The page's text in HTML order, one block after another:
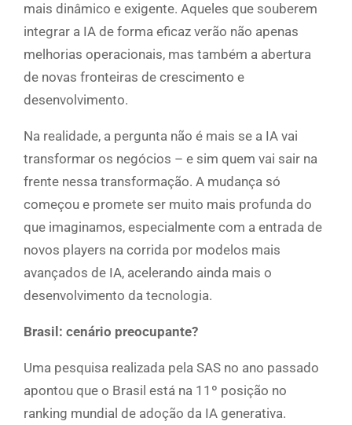
mais dinâmico e exigente. Aqueles que souberem
integrar a IA de forma eficaz verão não apenas
melhorias operacionais, mas também a abertura
de novas fronteiras de crescimento e
desenvolvimento.
Na realidade, a pergunta não é mais se a IA vai
transformar os negócios – e sim quem vai sair na
frente nessa transformação. A mudança só
começou e promete ser muito mais profunda do
que imaginamos, especialmente com a entrada de
novos players na corrida por modelos mais
avançados de IA, acelerando ainda mais o
desenvolvimento da tecnologia.
Brasil: cenário preocupante?
Uma pesquisa realizada pela SAS no ano passado
apontou que o Brasil está na 11º posição no
ranking mundial de adoção da IA generativa.